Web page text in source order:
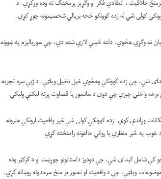
خلاقیت ، انتقادي فکر او وګړيز پرمختګ ته وده ورکړي. د
کولی شي له زده کوونکو څخه بریالي شخصیتونه جوړ کړي.
ته وګړي هڅوي. دلته ځینې لارې شته دي، چې سوریالېزم په ښوونه
کېدای شي، چې زده کوونکي وهڅوي خپل تخیل وپلټي، د ژبې سره تجربه
واخلي چېرې چې دوی د سانسور یا قضاوت پرته لیکنې ولیکي.
وړاندې کوي. زده کوونکي کولی شي غیر واقعیت لرونکي هنرونه
په څېر منظرې یا رواني حالتونه رامنځته کړي.
برخو کې شامل کېدای شي، چې دودیز داستانونو جوړښت او د کرکټر وده
موضوعات وپلټي، چې د واقعیت او تصور تر منځ سرحدونه روښانه کړي.